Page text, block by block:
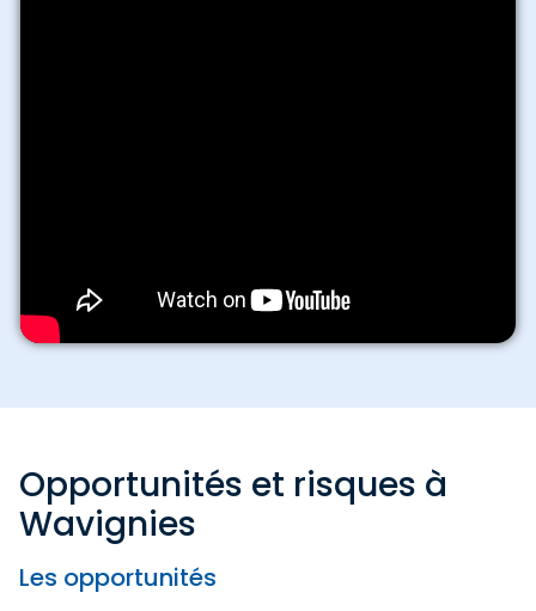
Opportunités et risques à
Wavignies
Les opportunités